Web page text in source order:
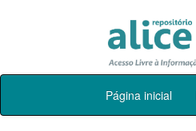
Skip
Página inicial